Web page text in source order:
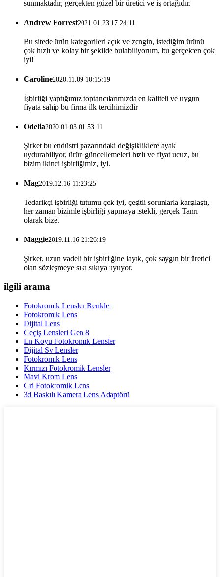
sunmaktadır, gerçekten güzel bir üretici ve iş ortağıdır.
Andrew Forrest2021.01.23 17:24:11
Bu sitede ürün kategorileri açık ve zengin, istediğim ürünü
çok hızlı ve kolay bir şekilde bulabiliyorum, bu gerçekten çok
iyi!
Caroline2020.11.09 10:15:19
İşbirliği yaptığımız toptancılarımızda en kaliteli ve uygun
fiyata sahip bu firma ilk tercihimizdir.
Odelia2020.01.03 01:53:11
Şirket bu endüstri pazarındaki değişikliklere ayak
uydurabiliyor, ürün güncellemeleri hızlı ve fiyat ucuz, bu
bizim ikinci işbirliğimiz, iyi.
Mag2019.12.16 11:23:25
Tedarikçi işbirliği tutumu çok iyi, çeşitli sorunlarla karşılaştı,
her zaman bizimle işbirliği yapmaya istekli, gerçek Tanrı
olarak bize.
Maggie2019.11.16 21:26:19
Şirket, uzun vadeli bir işbirliğine layık, çok saygın bir üretici
olan sözleşmeye sıkı sıkıya uyuyor.
ilgili arama
Fotokromik Lensler Renkler
Fotokromik Lens
Dijital Lens
Geçiş Lensleri Gen 8
En Koyu Fotokromik Lensler
Dijital Sv Lensler
Fotokromik Lens
Kırmızı Fotokromik Lensler
Mavi Krom Lens
Gri Fotokromik Lens
3d Baskılı Kamera Lens Adaptörü